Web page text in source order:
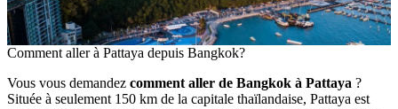
Comment aller à Pattaya depuis Bangkok?
Vous vous demandez comment aller de Bangkok à Pattaya ?
Située à seulement 150 km de la capitale thaïlandaise, Pattaya est